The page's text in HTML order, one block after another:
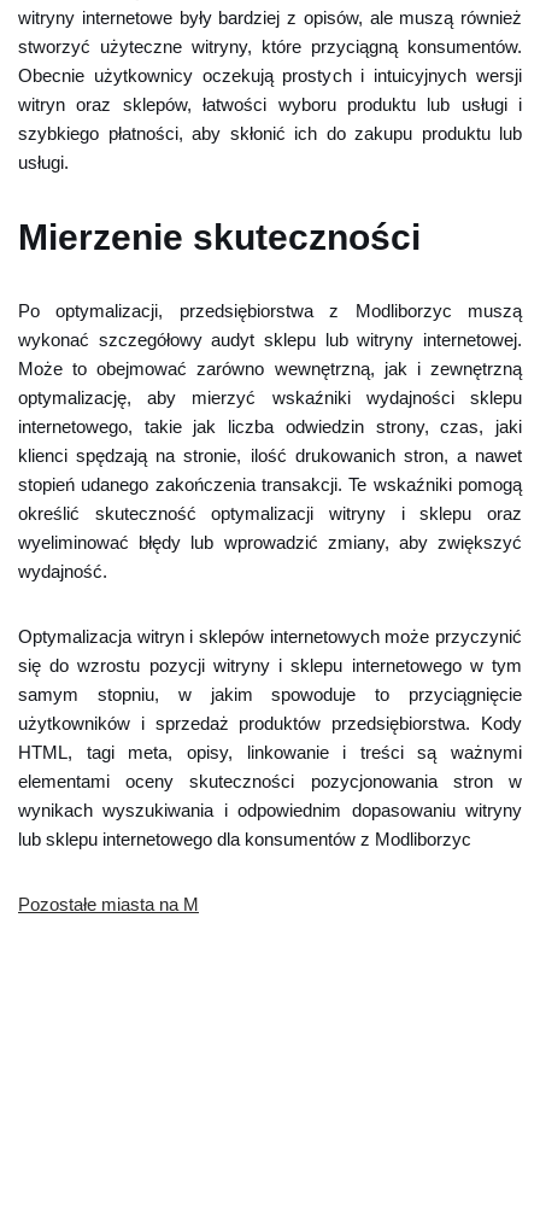
witryny internetowe były bardziej z opisów, ale muszą również
stworzyć użyteczne witryny, które przyciągną konsumentów.
Obecnie użytkownicy oczekują prostych i intuicyjnych wersji
witryn oraz sklepów, łatwości wyboru produktu lub usługi i
szybkiego płatności, aby skłonić ich do zakupu produktu lub
usługi.
Mierzenie skuteczności
Po optymalizacji, przedsiębiorstwa z Modliborzyc muszą
wykonać szczegółowy audyt sklepu lub witryny internetowej.
Może to obejmować zarówno wewnętrzną, jak i zewnętrzną
optymalizację, aby mierzyć wskaźniki wydajności sklepu
internetowego, takie jak liczba odwiedzin strony, czas, jaki
klienci spędzają na stronie, ilość drukowanich stron, a nawet
stopień udanego zakończenia transakcji. Te wskaźniki pomogą
określić skuteczność optymalizacji witryny i sklepu oraz
wyeliminować błędy lub wprowadzić zmiany, aby zwiększyć
wydajność.
Optymalizacja witryn i sklepów internetowych może przyczynić
się do wzrostu pozycji witryny i sklepu internetowego w tym
samym stopniu, w jakim spowoduje to przyciągnięcie
użytkowników i sprzedaż produktów przedsiębiorstwa. Kody
HTML, tagi meta, opisy, linkowanie i treści są ważnymi
elementami oceny skuteczności pozycjonowania stron w
wynikach wyszukiwania i odpowiednim dopasowaniu witryny
lub sklepu internetowego dla konsumentów z Modliborzyc
Pozostałe miasta na M